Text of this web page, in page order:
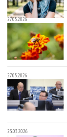
27.05.2026
27.05.2026
23.03.2026